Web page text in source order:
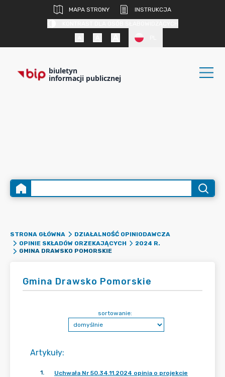
MAPA STRONY
INSTRUKCJA
biuletyn
informacji publicznej
STRONA GŁÓWNA
DZIAŁALNOŚĆ OPINIODAWCZA
OPINIE SKŁADÓW ORZEKAJĄCYCH
2024 R.
GMINA DRAWSKO POMORSKIE
Gmina Drawsko Pomorskie
Artykuły:
sortowanie:
1.
Uchwała Nr 50.34.11.2024 opinia o projekcie